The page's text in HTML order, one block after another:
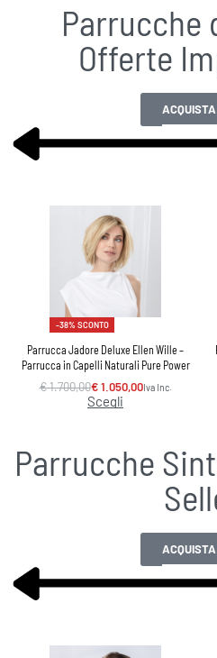
Parrucche
Offerte
-41% SCONTO
Parrucca Mikado Mono in capello naturale
collezione Pure Power
€1.600,00€950,00Iva Inc.
Scegli
Parrucche